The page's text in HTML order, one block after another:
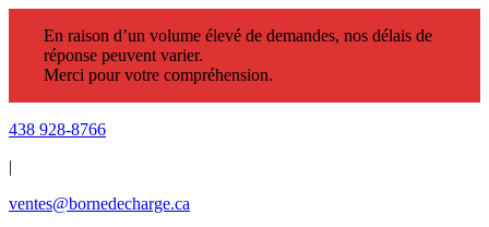
En raison d’un volume élevé de demandes, nos délais de
réponse peuvent varier.
Merci pour votre compréhension.
438 928-8766
|
ventes@bornedecharge.ca